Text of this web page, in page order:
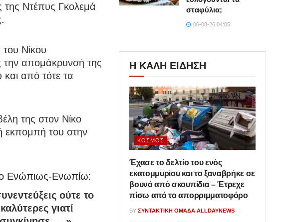
της Ντέπυς Γκολεμά
Νίκου
την απομάκρυνσή της
από τότε τα
της στον Νίκο
εκπομπή του στην
Ενώπιως-Ενωπίω:
ούτε το
γιατί
σταφύλια;
06-08-26 04:05
Η ΚΑΛΗ ΕΙΔΗΣΗ
ΚΌΣΜΟΣ
Έχασε το δελτίο του ενός
εκατομμυρίου και το ξαναβρήκε σε
βουνό από σκουπίδια – Έτρεχε
πίσω από το απορριμματοφόρο
BY ΣΥΝΤΑΚΤΙΚΉ ΟΜΆΔΑ ALLDAYNEWS